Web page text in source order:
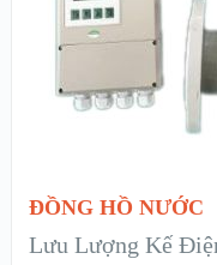
ĐỒNG HỒ NƯỚC
Lưu Lượng Kế